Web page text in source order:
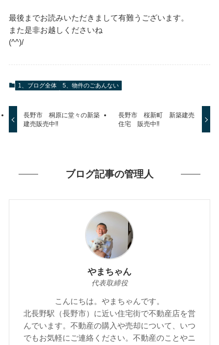
最後までお読みいただきまして有難うございます。
また是非お越しくださいね
(^^)/
1、ブログ全体 5、物件のごあんない
長野市 桐原に堂々の新築
建売販売中‼
長野市 桜新町 新築建売
住宅 販売中‼
ブログ記事の管理人
やまちゃん
代表取締役
こんにちは。やまちゃんです。
北長野駅（長野市）に近い住宅街で不動産店を営
んでいます。不動産の購入や売却について、いつ
でもお気軽にご連絡ください。不動産のことやニ